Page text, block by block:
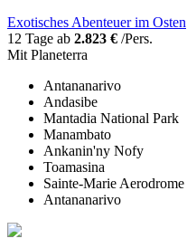
Exotisches Abenteuer im Osten
12 Tage ab 2.823 € /Pers.
Mit Planeterra
Antananarivo
Andasibe
Mantadia National Park
Manambato
Ankanin'ny Nofy
Toamasina
Sainte-Marie Aerodrome
Antananarivo